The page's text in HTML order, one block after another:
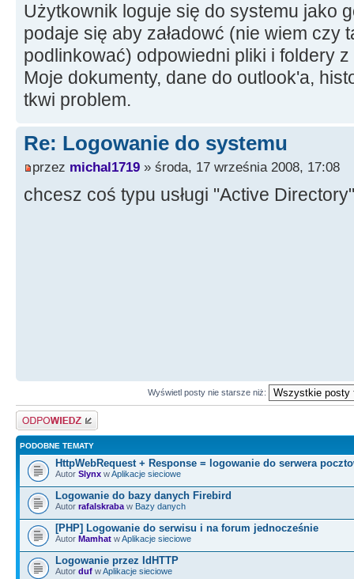
Użytkownik loguje się do systemu jako
podaje się aby załadowć (nie wiem czy
podlinkować) odpowiedni pliki i foldery
Moje dokumenty, dane do outlook'a,
tkwi problem.
Re: Logowanie do systemu
przez michal1719 » środa, 17 września 2008, 17:08
chcesz coś typu usługi "Active
Wyświetl posty nie starsze niż:
Odpowiedz
PODOBNE TEMATY
HttpWebRequest + Response = logowanie do serwera
Autor Slynx wAplikacje sieciowe
Logowanie do bazy danych Firebird
Autor rafalskrabaw Bazy danych
[PHP] Logowanie do serwisu i na forum jednocześnie
Autor Mamhat wAplikacje sieciowe
Logowanie przez IdHTTP
Autor duf wAplikacje sieciowe